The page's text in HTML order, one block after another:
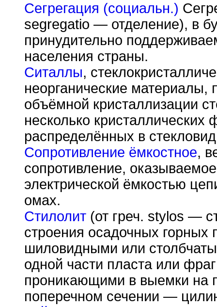
Сегрегация (социальн.)
segregatio — отделение), в
принудительно
населения страны.
Ситаллы,
неорганические материалы,
объёмной кристаллизации
несколько кристаллических
распределённых в
Сопротивление ёмкостное,
сопротивление,
электрической ёмкостью
омах.
Стилолит (от греч. stylos —
строения осадочных горных
шиловидными или
одной части пласта или
проникающими в выемки на
поперечном сечении —